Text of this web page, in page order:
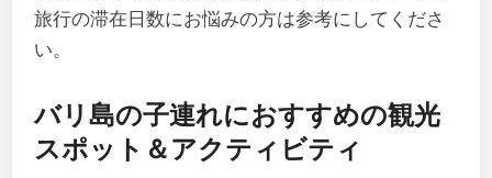
旅行の滞在日数にお悩みの方は参考にしてくださ
い。
バリ島の子連れにおすすめの観光
スポット＆アクティビティ